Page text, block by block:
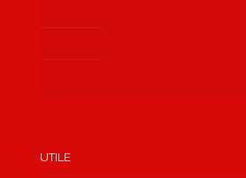
UTILE